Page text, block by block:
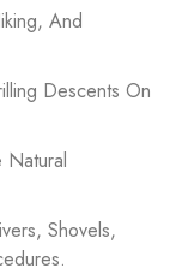
And
Descents On
Natural
Shovels,